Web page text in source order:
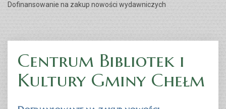
Dofinansowanie na zakup nowości wydawniczych
Centrum Bibliotek i
Kultury Gminy Chełm